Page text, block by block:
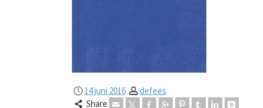
14 juni 2016
defees
Share